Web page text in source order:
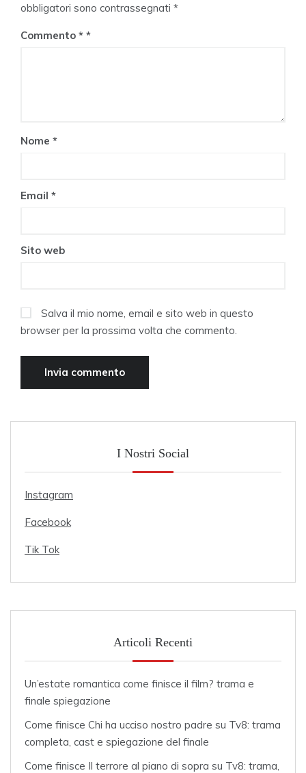
obbligatori sono contrassegnati *
Commento *
Nome *
Email *
Sito web
Salva il mio nome, email e sito web in questo
browser per la prossima volta che commento.
I Nostri Social
Instagram
Facebook
Tik Tok
Articoli Recenti
Un’estate romantica come finisce il film? trama e
finale spiegazione
Come finisce Chi ha ucciso nostro padre su Tv8: trama
completa, cast e spiegazione del finale
Come finisce Il terrore al piano di sopra su Tv8: trama,